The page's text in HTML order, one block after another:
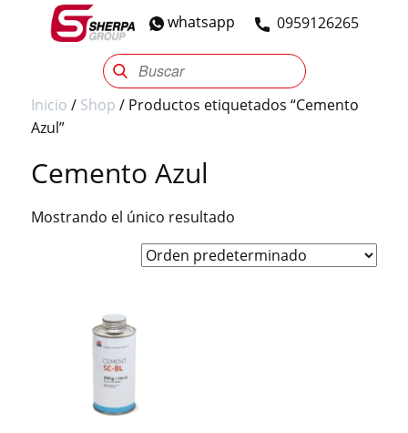
​0959126265
whatsapp
Sherpa Group Reencauche Automotriz
Inicio / Shop / Productos etiquetados “Cemento
Azul”
Cemento Azul
Mostrando el único resultado